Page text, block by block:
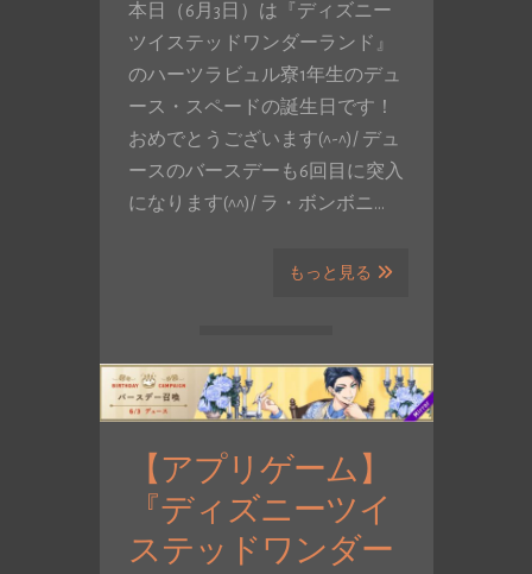
本日（6月3日）は『ディズニー
ツイステッドワンダーランド』
のハーツラビュル寮1年生のデュ
ース・スペードの誕生日です！
おめでとうございます(^-^)/ デュ
ースのバースデーも6回目に突入
になります(^^)/ ラ・ボンボニ…
もっと見る
【アプリゲーム】
『ディズニーツイ
ステッドワンダー